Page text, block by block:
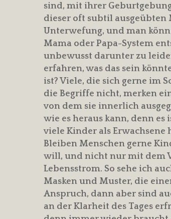
sind, mit ihrer
dieser oft subtil ausgeübten
Unterwefung, und man
Mama oder Papa-System
unbewusst darunter zu
erfahren, was das sein
ist? Viele, die sich gerne im
die Begriffe nicht, merken
von dem sie innerlich
wie es heraus kann, denn
viele Kinder als
Bleiben Menschen gerne
will, und nicht nur mit dem
Lebensstrom. So sehe ich
Masken und Muster, die
Anspruch, dann aber sind
an der Klarheit des Tages